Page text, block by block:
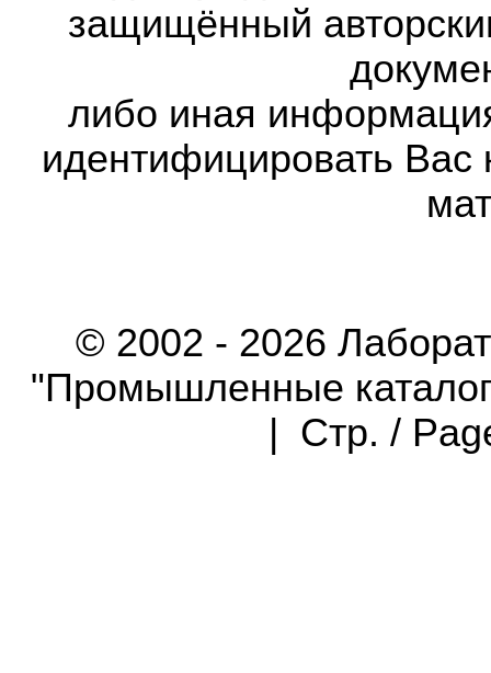
защищённый
либо иная
идентифицировать Вас
© 2002 - 2026
"Промышленные
| Стр. /